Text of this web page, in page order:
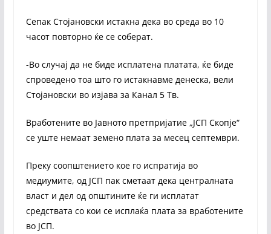
Сепак Стојановски истакна дека во среда во 10
часот повторно ќе се соберат.
-Во случај да не биде исплатена платата, ќе биде
спроведено тоа што го истакнавме денеска, вели
Стојановски во изјава за Канал 5 Тв.
Вработените во Јавното претпријатие „ЈСП Скопје“
се уште немаат земено плата за месец септември.
Преку соопштението кое го испратија во
медиумите, од ЈСП пак сметаат дека централната
власт и дел од општините ќе ги исплатат
средствата со кои се исплаќа плата за вработените
во ЈСП.